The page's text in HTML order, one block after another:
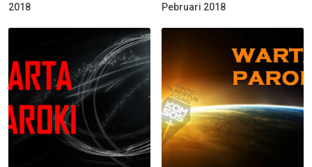
2018
Pebruari 2018